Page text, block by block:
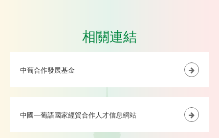
相關連結
中葡合作發展基金
中國—葡語國家經貿合作人才信息網站